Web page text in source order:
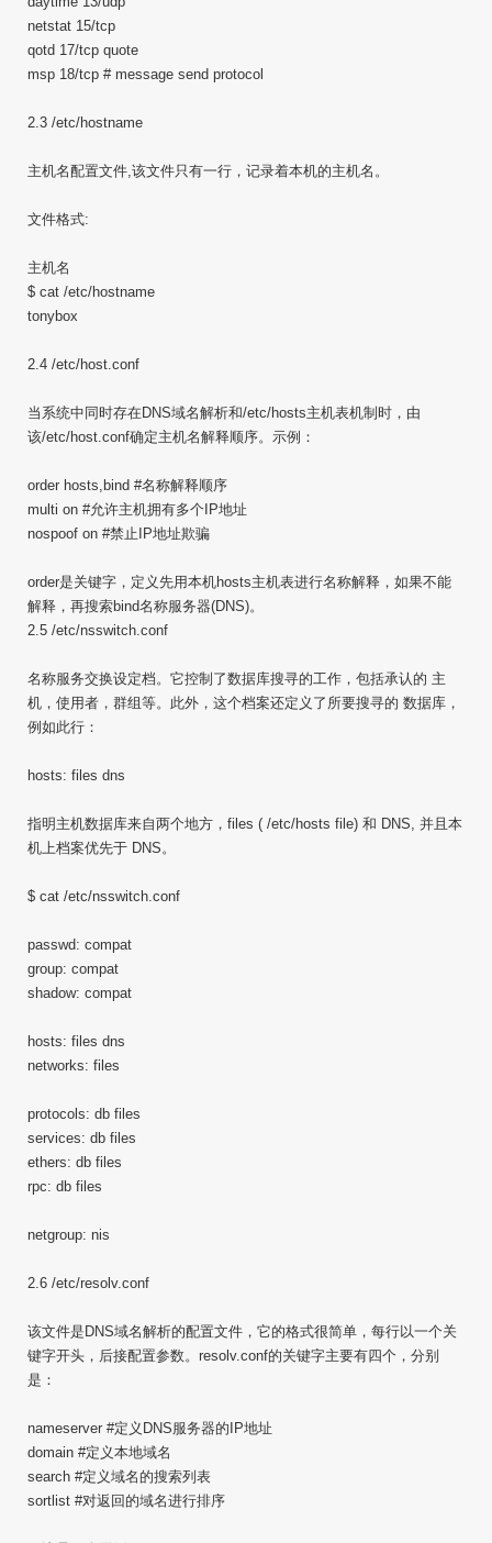
netstat 15/tcp
qotd 17/tcp quote
msp 18/tcp # message send protocol
2.3 /etc/hostname
主机名配置文件,该文件只有一行，记录着本机的主机名。
文件格式:
主机名
$ cat /etc/hostname
tonybox
2.4 /etc/host.conf
当系统中同时存在DNS域名解析和/etc/hosts主机表机制时，由
该/etc/host.conf确定主机名解释顺序。示例：
order hosts,bind #名称解释顺序
multi on #允许主机拥有多个IP地址
nospoof on #禁止IP地址欺骗
order是关键字，定义先用本机hosts主机表进行名称解释，如果不能
解释，再搜索bind名称服务器(DNS)。
2.5 /etc/nsswitch.conf
名称服务交换设定档。它控制了数据库搜寻的工作，包括承认的 主
机，使用者，群组等。此外，这个档案还定义了所要搜寻的 数据库，
例如此行：
hosts: files dns
指明主机数据库来自两个地方，files ( /etc/hosts file) 和 DNS, 并且本
机上档案优先于 DNS。
$ cat /etc/nsswitch.conf
passwd: compat
group: compat
shadow: compat
hosts: files dns
networks: files
protocols: db files
services: db files
ethers: db files
rpc: db files
netgroup: nis
2.6 /etc/resolv.conf
该文件是DNS域名解析的配置文件，它的格式很简单，每行以一个关
键字开头，后接配置参数。resolv.conf的关键字主要有四个，分别
是：
nameserver #定义DNS服务器的IP地址
domain #定义本地域名
search #定义域名的搜索列表
sortlist #对返回的域名进行排序